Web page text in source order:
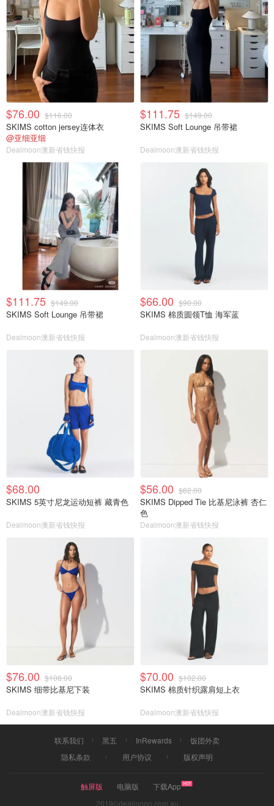
$76.00 $116.00
SKIMS cotton jersey连体衣
@亚细亚细
Dealmoon澳新省钱快报
$111.75 $149.00
SKIMS Soft Lounge 吊带裙
Dealmoon澳新省钱快报
$111.75 $149.00
SKIMS Soft Lounge 吊带裙
Dealmoon澳新省钱快报
$66.00 $90.00
SKIMS 棉质圆领T恤 海军蓝
Dealmoon澳新省钱快报
$68.00
SKIMS 5英寸尼龙运动短裤 藏青色
Dealmoon澳新省钱快报
$56.00 $82.00
SKIMS Dipped Tie 比基尼泳裤 杏仁
色
Dealmoon澳新省钱快报
$76.00 $108.00
SKIMS 细带比基尼下装
Dealmoon澳新省钱快报
$70.00 $102.00
SKIMS 棉质针织露肩短上衣
Dealmoon澳新省钱快报
联系我们 黑五 InRewards
饭团外卖
隐私条款
用户协议 版权声明
触屏版 电脑版
下载App
2019©dealmoon.com.au